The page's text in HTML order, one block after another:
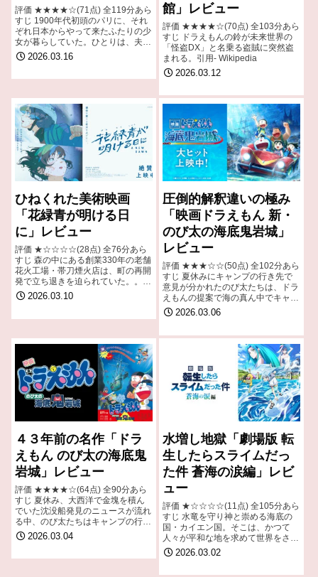
評価 ★★★★☆(71点) 全119分あら
すじ 1900年代初頭のパリに、それ
ぞれ日本からやって来たふたりの少
女が暮らしていた。ひとりは、夫を
支えるよき妻となる将来を望まれな
がらも画家を夢みるフジコ。もうひ
2026.03.16
館」レビュー
評価 ★★★★☆(70点) 全103分あら
すじ ドラえもんの鈴が未来世界の
「怪盗DX」と名乗る盗賊に突然盗
まれる。引用- Wikipedia
2026.03.12
ひねくれた美術映画
「花緑青が明ける日
に」レビュー
評価 ★☆☆☆☆(28点) 全76分あら
すじ 森の中にある創業330年の老舗
花火工場・帯刀煙火店は、町の再開
発で立ち退きを迫られていた。。
引用- Wikipedia
2026.03.10
圧倒的解釈違いの極み
「映画ドラえもん 新・
のび太の海底鬼岩城」
レビュー
評価 ★★★☆☆(50点) 全102分あら
すじ 夏休みにキャンプの行き先で
意見が分かれたのび太たちは、ドラ
えもんの提案で海の真ん中でキャン
プをすることになる。引用-
Wikipedia
2026.03.06
４３年前の名作「ドラ
えもん のび太の海底鬼
岩城」レビュー
評価 ★★★★☆(64点) 全90分あら
すじ 夏休み、大西洋で金塊を積ん
でいた沈没船発見のニュースが流れ
る中、のび太たちはキャンプの行き
先を巡って言い争っていた。引用-
Wikipedia
2026.03.04
水増し地獄「劇場版 転
生したらスライムだっ
た件 蒼海の涙編」レビ
ュー
評価 ★☆☆☆☆(11点) 全105分あら
すじ 水竜を守り神と崇める海底の
国・カイエン国。そこは、かつて
人々が平和な地を求めて世界をさま
よった末に水竜から与えられた、争
いのない王国のはずだった。 引用-
2026.03.02